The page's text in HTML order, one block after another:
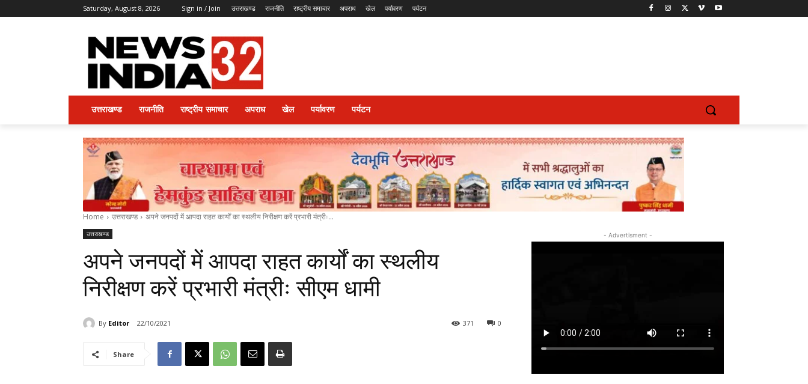
Saturday, August 8, 2026 Sign in / Join उत्तराखण्ड राजनीति राष्ट्रीय समाचार अपराध खेल पर्यावरण पर्यटन
उत्तराखण्ड राजनीति राष्ट्रीय समाचार अपराध खेल पर्यावरण पर्यटन
Home उत्तराखण्ड अपने जनपदों में आपदा राहत कार्यों का स्थलीय निरीक्षण करें प्रभारी मंत्रीः...
उत्तराखण्ड
अपने जनपदों में आपदा राहत कार्यों का स्थलीय
निरीक्षण करें प्रभारी मंत्रीः सीएम धामी
By Editor 22/10/2021 0
371
Share
- Advertisment -